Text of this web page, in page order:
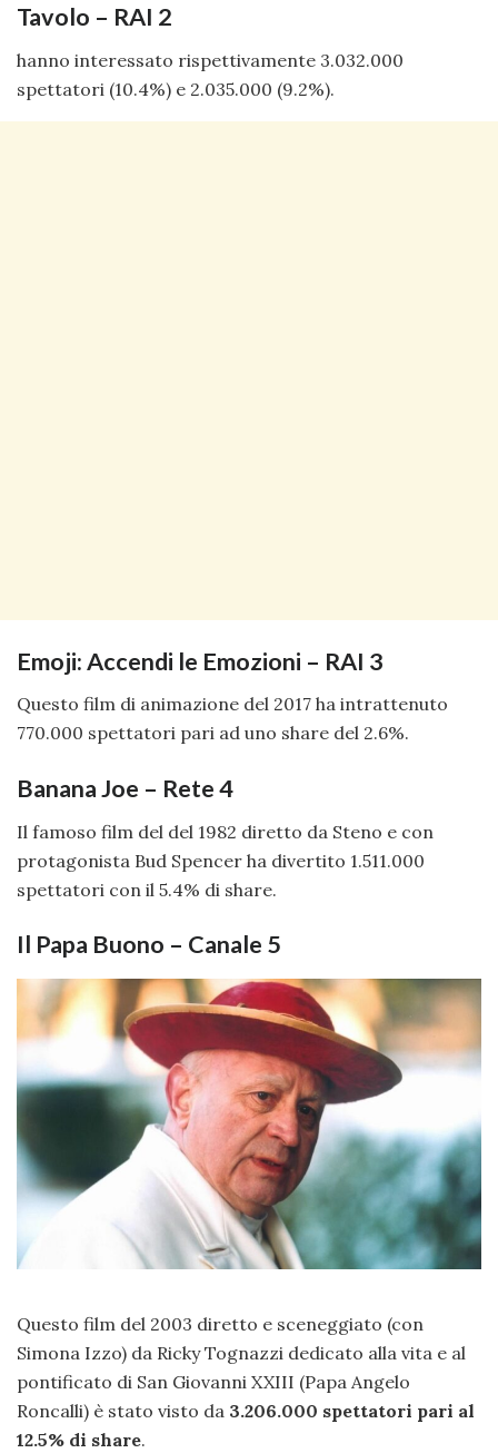
Tavolo – RAI 2
hanno interessato rispettivamente 3.032.000
spettatori (10.4%) e 2.035.000 (9.2%).
Emoji: Accendi le Emozioni – RAI 3
Questo film di animazione del 2017 ha intrattenuto
770.000 spettatori pari ad uno share del 2.6%.
Banana Joe – Rete 4
Il famoso film del del 1982 diretto da Steno e con
protagonista Bud Spencer ha divertito 1.511.000
spettatori con il 5.4% di share.
Il Papa Buono – Canale 5
Questo film del 2003 diretto e sceneggiato (con
Simona Izzo) da Ricky Tognazzi dedicato alla vita e al
pontificato di San Giovanni XXIII (Papa Angelo
Roncalli) è stato visto da 3.206.000 spettatori pari al
12.5% di share.